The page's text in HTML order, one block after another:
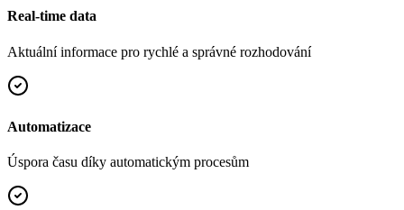
Real-time data
Aktuální informace pro rychlé a správné rozhodování
Automatizace
Úspora času díky automatickým procesům